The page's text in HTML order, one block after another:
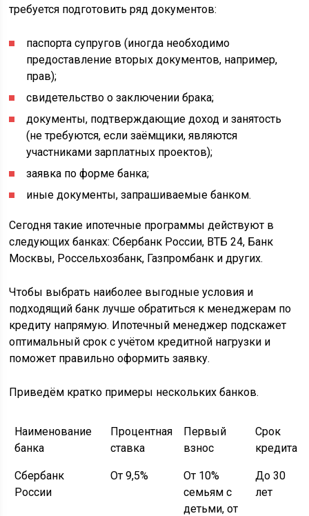
требуется подготовить ряд документов:
паспорта супругов (иногда необходимо
предоставление вторых документов, например,
прав);
свидетельство о заключении брака;
документы, подтверждающие доход и занятость
(не требуются, если заёмщики, являются
участниками зарплатных проектов);
заявка по форме банка;
иные документы, запрашиваемые банком.
Сегодня такие ипотечные программы действуют в
следующих банках: Сбербанк России, ВТБ 24, Банк
Москвы, Россельхозбанк, Газпромбанк и других.
Чтобы выбрать наиболее выгодные условия и
подходящий банк лучше обратиться к менеджерам по
кредиту напрямую. Ипотечный менеджер подскажет
оптимальный срок с учётом кредитной нагрузки и
поможет правильно оформить заявку.
Приведём кратко примеры нескольких банков.
Наименование
банка
Процентная
ставка
Первый
взнос
Срок
кредита
Сбербанк
России
От 9,5%
От 10%
семьям с
детьми, от
До 30
лет